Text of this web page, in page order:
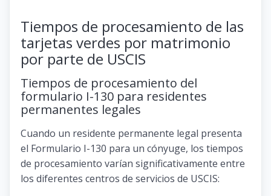
Tiempos de procesamiento de las
tarjetas verdes por matrimonio
por parte de USCIS
Tiempos de procesamiento del
formulario I-130 para residentes
permanentes legales
Cuando un residente permanente legal presenta
el Formulario I-130 para un cónyuge, los tiempos
de procesamiento varían significativamente entre
los diferentes centros de servicios de USCIS: